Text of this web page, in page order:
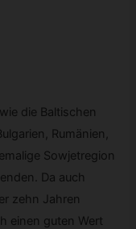
die Baltischen
Rumänien,
Sowjetregion
Da auch
zehn Jahren
einen guten Wert